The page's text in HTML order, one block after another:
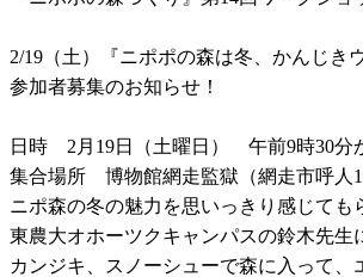
2/19（土）『ニポポの森は冬、かんじき
参加者募集のお知らせ！
日時 2月19日（土曜日） 午前9時30分
集合場所 博物館網走監獄（網走市呼人1
ニポ森の冬の魅力を思いっきり感じても
東農大オホーツクキャンパスの鈴木先
カンジキ、スノーシューで森に入って、